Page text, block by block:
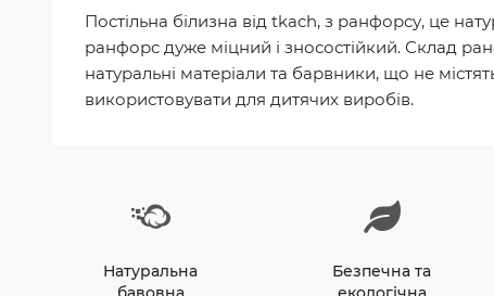
Постільна білизна від tkach, з ранфорсу, це
ранфорс дуже міцний і зносостійкий. Склад
натуральні матеріали та барвники, що не
використовувати для дитячих виробів.
Натуральна
Безпечна та